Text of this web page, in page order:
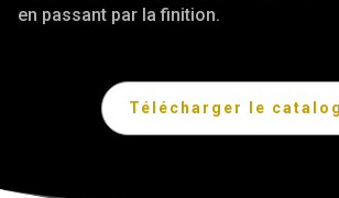
en passant par la finition.
Télécharger le